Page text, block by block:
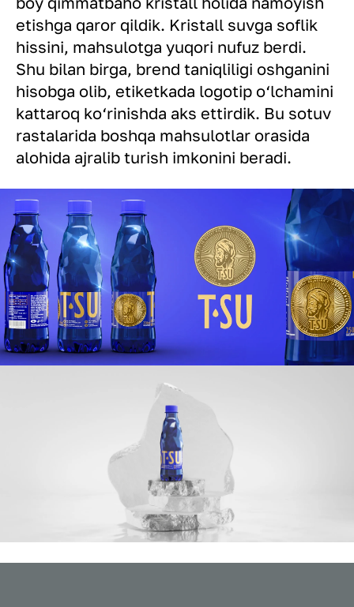
etishga qaror qildik. Kristall suvga soflik
hissini, mahsulotga yuqori nufuz berdi.
Shu bilan birga, brend taniqliligi oshganini
hisobga olib, etiketkada logotip o‘lchamini
kattaroq ko‘rinishda aks ettirdik. Bu sotuv
rastalarida boshqa mahsulotlar orasida
alohida ajralib turish imkonini beradi.